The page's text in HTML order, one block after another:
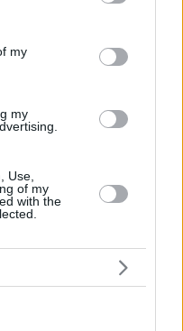
its third-party tags to
in below Google
my
my
Use,
of my
with the
21